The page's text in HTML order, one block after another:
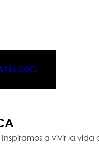
a vivir la